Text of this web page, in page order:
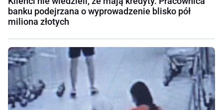
banku podejrzana o wyprowadzenie blisko pół
miliona złotych